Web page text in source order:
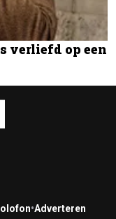
op een
•Adverteren